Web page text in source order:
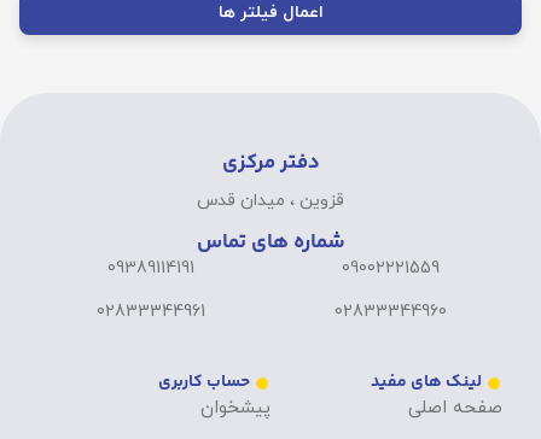
اعمال فیلتر ها
دفتر مرکزی
قزوین ، میدان قدس
شماره های تماس
09002221559
02833344960
09389114191
02833344961
لینک های مفید
صفحه اصلی
حساب کاربری
پیشخوان